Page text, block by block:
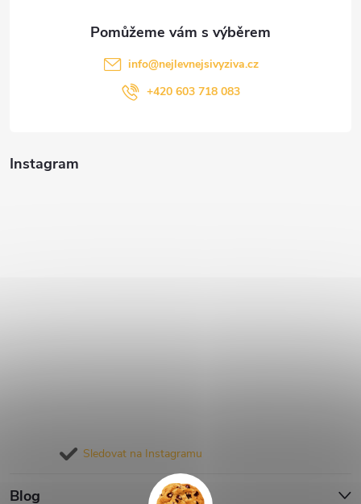
Instagram
Sledovat na Instagramu
Blog
info@nejlevnejsivyziva.cz
+420 603 718 083